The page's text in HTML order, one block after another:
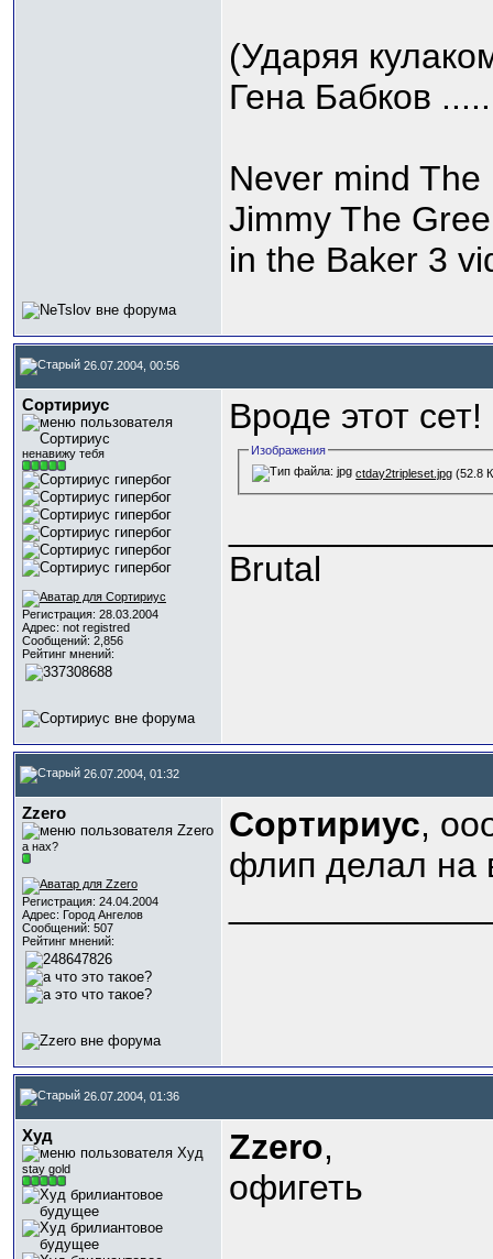
(Ударяя
Гена Бабков
Never mind
Jimmy The
in the Baker 3
26.07.2004, 00:56
Сортириус
ненавижу тебя
Регистрация: 28.03.2004
Адрес: not registred
Сообщений: 2,856
Рейтинг мнений:
Вроде этот сет!
Изображения
ctday2tripleset.jpg (52.8
Brutal
26.07.2004, 01:32
Zzero
а нах?
Регистрация: 24.04.2004
Адрес: Город Ангелов
Сообщений: 507
Рейтинг мнений:
Сортириус,
флип делал на
26.07.2004, 01:36
Худ
stay gold
Zzero,
офигеть